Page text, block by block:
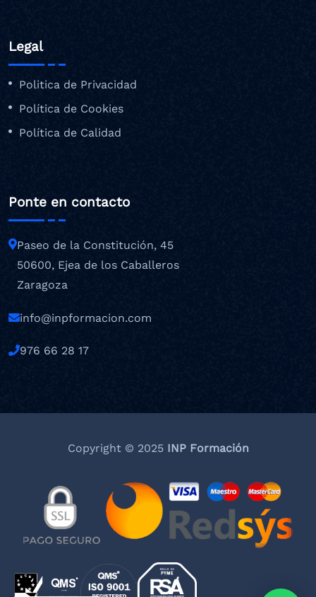
Legal
Politica de Privacidad
Política de Cookies
Política de Calidad
Ponte en contacto
Paseo de la Constitución, 45
50600, Ejea de los Caballeros
Zaragoza
info@inpformacion.com
976 66 28 17
Copyright © 2025INP Formación